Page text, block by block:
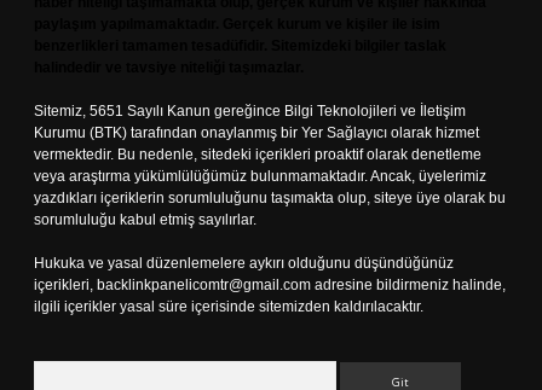
Sitemiz, 5651 Sayılı Kanun gereğince Bilgi Teknolojileri ve İletişim
Kurumu (BTK) tarafından onaylanmış bir Yer Sağlayıcı olarak hizmet
vermektedir. Bu nedenle, sitedeki içerikleri proaktif olarak denetleme
veya araştırma yükümlülüğümüz bulunmamaktadır. Ancak, üyelerimiz
yazdıkları içeriklerin sorumluluğunu taşımakta olup, siteye üye olarak bu
sorumluluğu kabul etmiş sayılırlar.
Hukuka ve yasal düzenlemelere aykırı olduğunu düşündüğünüz
içerikleri, backlinkpanelicomtr@gmail.com adresine bildirmeniz halinde,
ilgili içerikler yasal süre içerisinde sitemizden kaldırılacaktır.